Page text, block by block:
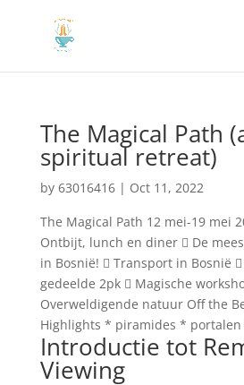
The Magical Path
spiritual retreat)
by 63016416| Oct 11, 2022
The Magical Path 12 mei-19 mei
Ontbijt, lunch en diner  De
in Bosnië!  Transport in Bosnië
gedeelde 2pk  Magische
Overweldigende natuur Off the
Highlights * piramides * portalen
Introductie tot
Viewing